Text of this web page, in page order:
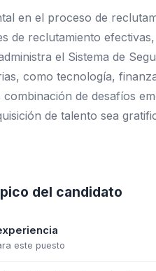
en el proceso de
de reclutamiento
el Sistema de
como tecnología,
de desafíos
de talento sea
del candidato
este puesto